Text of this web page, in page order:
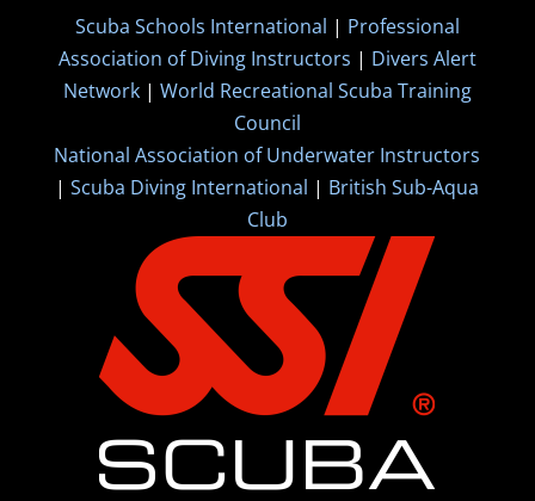
Scuba Schools International | Professional
Association of Diving Instructors | Divers Alert
Network | World Recreational Scuba Training
Council
National Association of Underwater Instructors
| Scuba Diving International | British Sub-Aqua
Club